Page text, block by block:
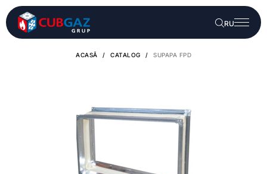
RU
ACASĂ / CATALOG / SUPAPA FPD